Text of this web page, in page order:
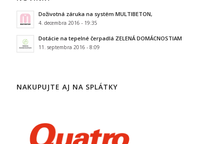
Doživotná záruka na systém MULTIBETON,
4. decembra 2016 - 19:35
Dotácie na tepelné čerpadlá ZELENÁ DOMÁCNOSTIAM
11. septembra 2016 - 8:09
NAKUPUJTE AJ NA SPLÁTKY